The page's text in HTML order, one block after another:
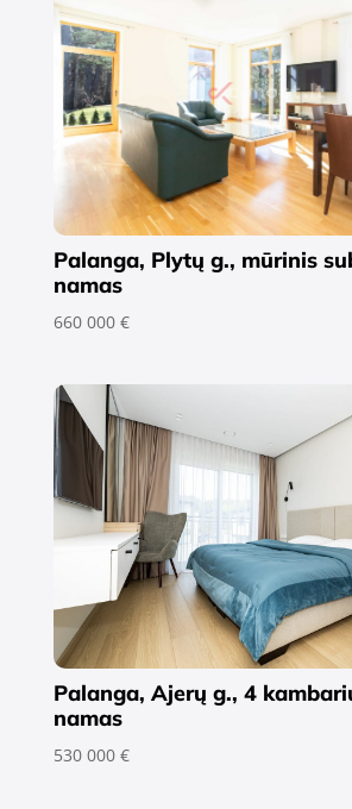
Palanga, Plytų g., mūrinis
namas
660 000 €
Palanga, Ajerų g., 4
namas
530 000 €